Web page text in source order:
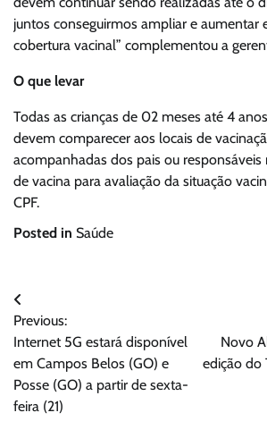
juntos conseguirmos ampliar e aumentar
cobertura vacinal” complementou a
O que levar
Todas as crianças de 02 meses até 4
devem comparecer aos locais de
acompanhadas dos pais ou
de vacina para avaliação da situação
CPF.
Posted in Saúde
Navegação
de
Post
Previous:
Internet 5G estará disponível
em Campos Belos (GO) e
Posse (GO) a partir de sexta-
feira (21)
Novo
edição do